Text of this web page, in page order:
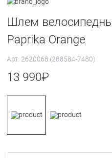
Шлем
Paprika Orange
Арт: 2620068 (288584-7480)
13 990₽